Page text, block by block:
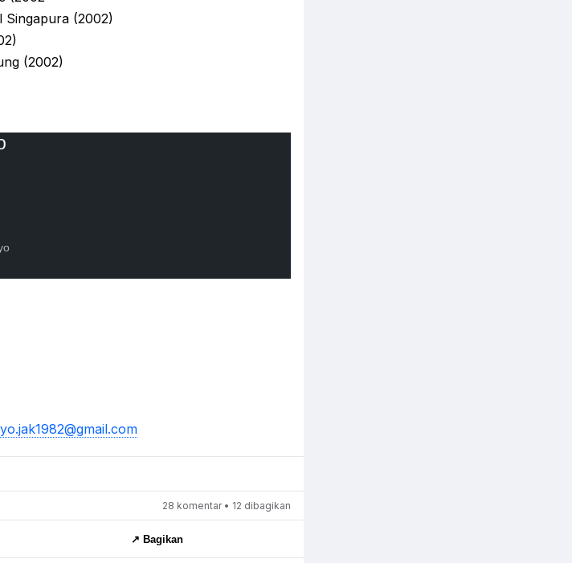
Singapura (2002)
(2002)
28 komentar • 12 dibagikan
↗️ Bagikan